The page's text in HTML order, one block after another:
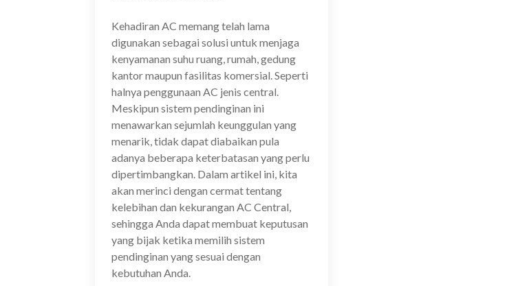
Kehadiran AC memang telah lama
digunakan sebagai solusi untuk menjaga
kenyamanan suhu ruang, rumah, gedung
kantor maupun fasilitas komersial. Seperti
halnya penggunaan AC jenis central.
Meskipun sistem pendinginan ini
menawarkan sejumlah keunggulan yang
menarik, tidak dapat diabaikan pula
adanya beberapa keterbatasan yang perlu
dipertimbangkan. Dalam artikel ini, kita
akan merinci dengan cermat tentang
kelebihan dan kekurangan AC Central,
sehingga Anda dapat membuat keputusan
yang bijak ketika memilih sistem
pendinginan yang sesuai dengan
kebutuhan Anda.